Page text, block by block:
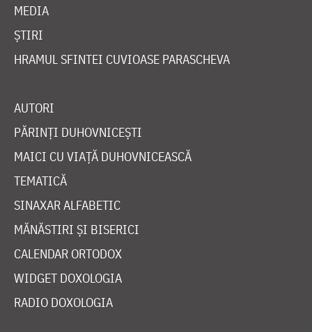
MEDIA
ȘTIRI
HRAMUL SFINTEI CUVIOASE PARASCHEVA
AUTORI
PĂRINȚI DUHOVNICEȘTI
MAICI CU VIAȚĂ DUHOVNICEASCĂ
TEMATICĂ
SINAXAR ALFABETIC
MĂNĂSTIRI ȘI BISERICI
CALENDAR ORTODOX
WIDGET DOXOLOGIA
RADIO DOXOLOGIA